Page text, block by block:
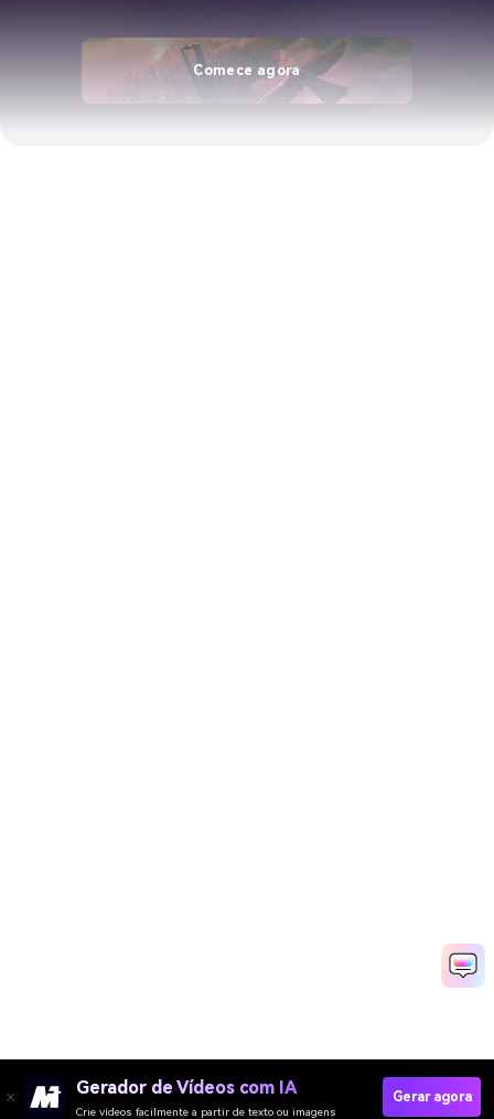
Comece agora
Gerador de Vídeos com IA
Crie vídeos facilmente a partir de texto ou imagens
Gerar agora